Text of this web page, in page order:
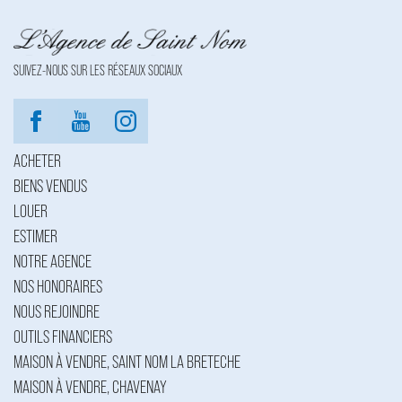
SUIVEZ-NOUS SUR LES RÉSEAUX SOCIAUX
ACHETER
BIENS VENDUS
LOUER
ESTIMER
NOTRE AGENCE
NOS HONORAIRES
NOUS REJOINDRE
OUTILS FINANCIERS
MAISON À VENDRE, SAINT NOM LA BRETECHE
MAISON À VENDRE, CHAVENAY